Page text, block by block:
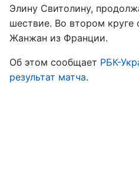
Элину Свитолину,
шествие. Во втором круге
Жанжан из Франции.
Об этом сообщает РБК-
результат матча.